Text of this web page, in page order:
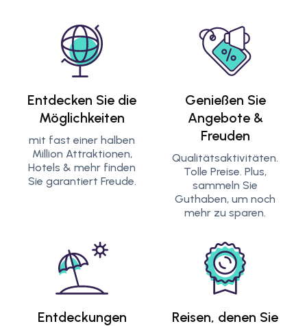
Entdecken Sie die
Möglichkeiten
mit fast einer halben
Million Attraktionen,
Hotels & mehr finden
Sie garantiert Freude.
Genießen Sie
Angebote &
Freuden
Qualitätsaktivitäten.
Tolle Preise. Plus,
sammeln Sie
Guthaben, um noch
mehr zu sparen.
Entdeckungen
Reisen, denen Sie